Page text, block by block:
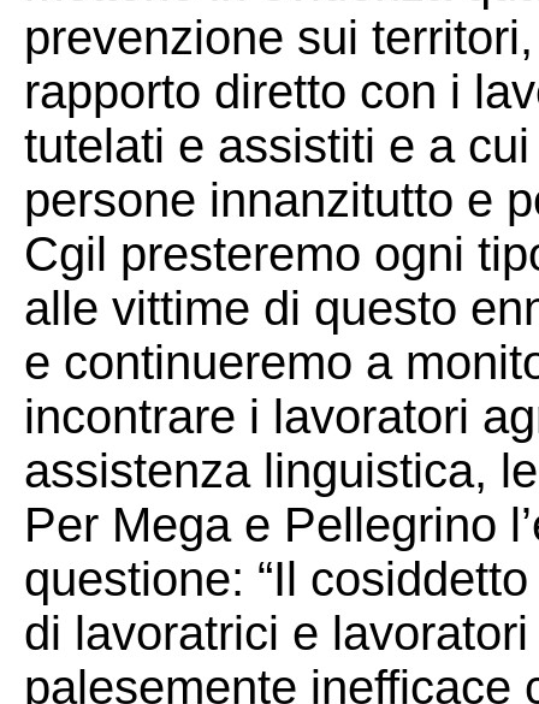
prevenzione sui
rapporto diretto con i
tutelati e assistiti e a
persone innanzitutto e
Cgil presteremo ogni
alle vittime di questo
e continueremo a
incontrare i lavoratori
assistenza linguistica,
Per Mega e Pellegrino
questione: “Il
di lavoratrici e
palesemente inefficace